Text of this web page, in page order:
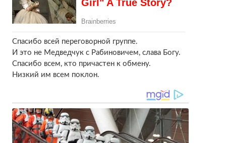
Спасибо всей переговорной группе.
И это не Медведчук с Рабиновичем, слава Богу.
Спасибо всем, кто причастен к обмену.
Низкий им всем поклон.